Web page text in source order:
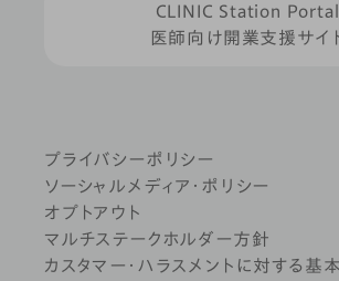
CLINIC Station Portal
医師向け開業支援サイ
プライバシーポリシー
ソーシャルメディア・ポリシー
オプトアウト
マルチステークホルダー方針
カスタマー・ハラスメントに対する基